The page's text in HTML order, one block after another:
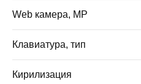
Web камера, MP
Клавиатура, тип
Кирилизация